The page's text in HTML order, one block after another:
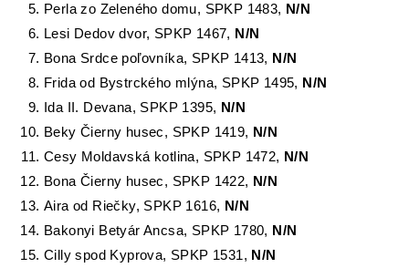
Perla zo Zeleného domu, SPKP 1483, N/N
Lesi Dedov dvor, SPKP 1467, N/N
Bona Srdce poľovníka, SPKP 1413, N/N
Frida od Bystrckého mlýna, SPKP 1495, N/N
Ida II. Devana, SPKP 1395, N/N
Beky Čierny husec, SPKP 1419, N/N
Cesy Moldavská kotlina, SPKP 1472, N/N
Bona Čierny husec, SPKP 1422, N/N
Aira od Riečky, SPKP 1616, N/N
Bakonyi Betyár Ancsa, SPKP 1780, N/N
Cilly spod Kyprova, SPKP 1531, N/N